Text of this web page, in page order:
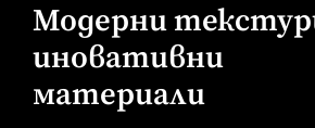
Модерни
иновативни
материали